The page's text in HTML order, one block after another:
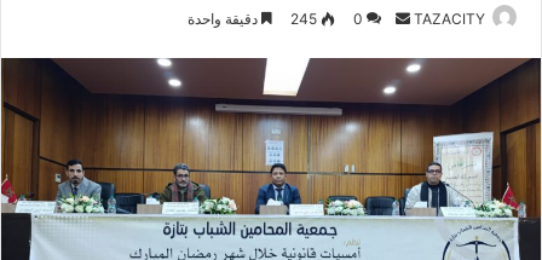
TAZACITY
س
ل
ب
ر
ي
د
0
245 دقيقة واحدة